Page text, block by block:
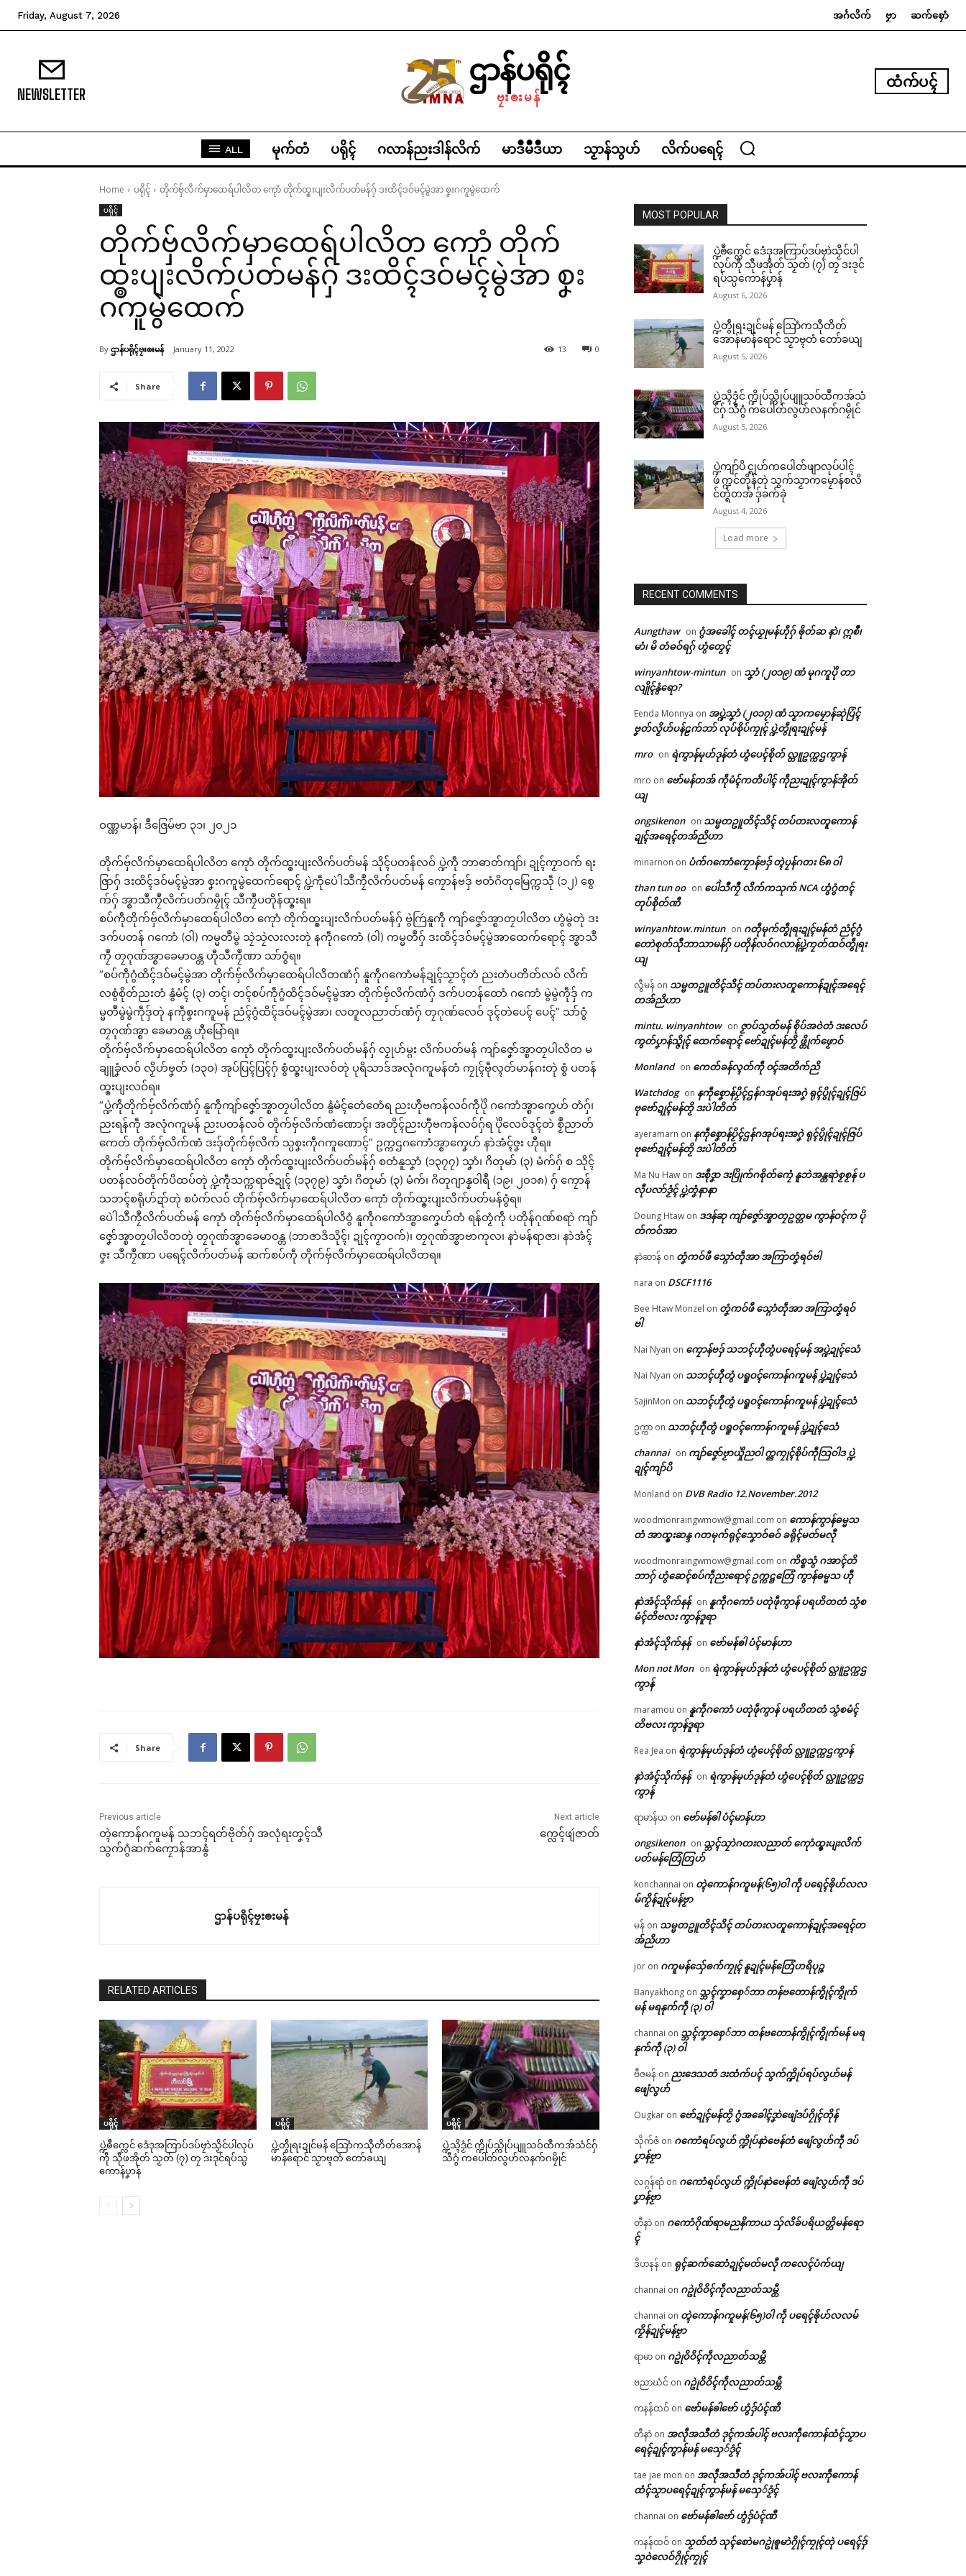
ဌာန်ပရိုၚ်ဗၠးၜးမန်
ပရိုၚ်လက္ကရဴအိုတ်
🏛 လညာတ်ပါ်ပဲါ
ညးဒါန်လိက်
ဗွဳဒဳယဵု
© ဌာန်ပရိုၚ်ဗၠးၜးမန်
Related
ကၟောန်ပခိုၚ်ပ္တိုန် ဂၠံၚ်တရဴပ
ရေၚ်ဂကူမန်ညိ
May 4, 2026
In "လိက်ပရေၚ်"
ကိစ္စဗ္တောန်လိက်မန် ပ္ဍဲဘာ
တန်အလဵုအသဳဂှ် ခက်ခုဲနွံ
တၟာဂလိုၚ်ရောၚ်ဂး
June 16, 2026
In "ပရိုၚ်"
သွက်သ္ဂောံပါလုပ် ပ္ဍဲအစဳဇ
န်ပ္တိုန်စရာဲကဵုလာဘ် လိက်
ပတ်မန်ဥတုက္ညၚ်ဂှ် ဂကောံ
ဗ္တောန်လိက်ပတ်မန် ကေုာံ
ယေန်သၞာၚ်ဗုဒ္ဓဘာသာ
ကော်ဘိက်
May 19, 2026
In "ပရိုၚ်"
Friday, August 7, 2026 အၚ်္ဂလိက် ဗၟာ ဆက်စၠောံ
NEWSLETTER
ဌာန်ပရိုၚ်
ဗၠးၜးမန်
ထံက်ပၚ်
ALL မုက်တံ ပရိုၚ် ဂလာန်ညးဒါန်လိက် မာဒဳမဳဒဳယာ သၟာန်သွဟ် လိက်ပရေၚ်
Home ပရိုၚ် တိုက်ဗှ်လိက်မှာထေရ်ပါလိတ ကေုာံ တိုက်ထ္ၜးပျးလိက်ပတ်မန်ဂှ် ဒးထိၚ်ဒဝ်မၚ်မွဲအာ စၞးဂကူမွဲထေက်
ပရိုၚ်
တိုက်ဗှ်လိက်မှာထေရ်ပါလိတ ကေုာံ တိုက်
ထ္ၜးပျးလိက်ပတ်မန်ဂှ် ဒးထိၚ်ဒဝ်မၚ်မွဲအာ စၞး
ဂကူမွဲထေက်
By ဌာန်ပရိုၚ်ဗၠးၜးမန် January 11, 2022 0
13
Share
ဝဏ္ဏမာန်၊ ဒဳဇြေမ်ဗာ ၃၁၊ ၂၀၂၁
တိုက်ဗှ်လိက်မှာထေရ်ပါလိတ ကေုာံ တိုက်ထ္ၜးပျးလိက်ပတ်မန် သိုၚ်ပတန်လဝ် ပ္ဍဲကဵု ဘာဓာတ်ကျာ်၊ ဍုၚ်ကၟာဝက် ရး
ဇြာဂှ် ဒးထိၚ်ဒဝ်မၚ်မွဲအာ စၞးဂကူမွဲထေက်ရောၚ် ပ္ဍဲကဵုပေဲါသဳကၠဳလိက်ပတ်မန် ကၠောန်ဗဒှ် ဗတံဂိတုမြေက္ကသဵု (၁၂) စွေ
က်ဂှ် အ္စာသဳကၠဳလိက်ပတ်ဂမၠိုၚ် သဳကၠဳပတိုန်ထ္ၜးရ။
စပ်ကဵုတိုက်ဗှ်လိက်မှာထေရ်ပါလိတ ကေုာံ တိုက်ထ္ၜးပျးလိက်ပတ်မန်ဂှ် ဗွဲကြဴနူကဵု ကျာ်ဇၞော်အ္စာတၠပါလိတ ဟွံမွဲတုဲ ဒး
ဒက်ပတန် ဂကောံ (ဝါ) ကမ္မတဳမွဲ သၠဲသၠဲလးလးတုဲ နကဵုဂကောံ (ဝါ) ကမ္မတဳဂှ် ဒးထိၚ်ဒဝ်မၚ်မွဲအာထေက်ရောၚ် အ္စာသဳ
ကၠဳ တၠဂုဏ်အ္စာခေမာဝန္တ ဟီုသဳကၠဳဏာ သာ်ဝွံရ။
“စပ်ကဵုဂွံထိၚ်ဒဝ်မၚ်မွဲအာ တိုက်ဗှ်လိက်မှာထေရ်ပါလိတဏံဂှ် နူကဵုဂကောံမန်ဍုၚ်သၟာၚ်တံ ညးတံပတိတ်လဝ် လိက်
လစွံစိုတ်ညးတံ နွံမံၚ် (၃) တၚ်၊ တၚ်စပ်ကဵုဂွံထိၚ်ဒဝ်မၚ်မွဲအာ တိုက်ဗှ်လိက်ဏံဂှ် ဒက်ပတန်ထောံ ဂကောံ မွဲမွဲကဵုဒှ် က
မ္မတဳမွဲမွဲကဵုဒှ်တုဲ နကဵုစၞးဂကူမန် ညံၚ်ဂွံထိၚ်ဒဝ်မၚ်မွဲအာ၊ လတူလညာတ်ဏံဂှ် တၠဂုဏ်လေဝ် ဒုၚ်တဲပေၚ် ပေၚ်” သာ်ဝွံ
တၠဂုဏ်အ္စာ ခေမာဝန္တ ဟီုမြော်ရ။
တိုက်ဗှ်လိက်မှာထေရ်ပါလိတ ကေုာံ တိုက်ထ္ၜးပျးလိက်ပတ်မန်ဂှ် လၟုဟ်မ္ဂး လိက်ပတ်မန် ကျာ်ဇၞော်အ္စာတၠပါလိတ မ
ချူခၞံလဝ် လၟိဟ်ဗၞတ် (၁၃၀) အုပ်ပြၚ်ပြၚ်ဂှ် စွံထ္ၜးပျးလဝ်တုဲ ပုရိသာဒ်အလုံဂကူမန်တံ ကၠုၚ်ဗဵုလ္ၚတ်မာန်ဂးတုဲ စွံ ပတန်
ထ္ၜးပျးလဝ်ရ။
“ပ္ဍဲကဵုတိုက်ဗှ်လိက်ဏံဂှ် နူကဵုကျာ်ဇၞော်အ္စာတၠပါလိတ နွံမံၚ်တေံတေံရ ညးဟီုဗကန်လဝ်ကဵုပိုဲ ဂကောံအ္စာကၞေဟ် တံဂှ်၊
ညးရန်ကဵု အလုံဂကူမန် ညးပတန်လဝ် တိုက်ဗှ်လိက်ဏံဏောၚ်၊ အတိုၚ်ညးဟီုဗကန်လဝ်ဂှ်ရ ပိုဲလေဝ်ဒုၚ်တဲ စၟဳညာတ်
ကေတ် တိုက်ဗှ်လိက်ဏံ ဒးဒှ်တိုက်ဗှ်လိက် သ္ပစၞးကဵုဂကူဏောၚ်” ဥက္ကဌဂကောံအ္စာကၞေဟ် နာဲအံၚ်ဇၞး ဟီုရ။
တိုက်ဗှ်လိက်မှာထေရ်ပါလိတ ကေုာံ တိုက်ထ္ၜးပျးလိက်ပတ်မန်ဂှ် စတံနူသၞာံ (၁၃၇၇) သၞာံ၊ ဂိတုမာ် (၃) မံက်ဂှ် စ သိုၚ်
ပတန်လဝ်တိုက်ပိထပ်တုဲ ပ္ဍဲကဵုသက္ကရာဇ်ဍုၚ် (၁၃၇၉) သၞာံ၊ ဂိတုမာ် (၃) မံက်၊ ဂိတုဂျာန္နဝါရဳ (၁၉၊ ၂၀၁၈) ဂှ် ကၠောန်
သဘၚ်စရိုဟ်ဍာ်တုဲ စပံက်လဝ် တိုက်ဗှ်လိက်မှာထေရ်ပါလိတ ကေုာံ တိုက်ထ္ၜးပျးလိက်ပတ်မန်ဝွံရ။
ပေဲါသဳကၠဳလိက်ပတ်မန် ကေုာံ တိုက်ဗှ်လိက်မှာထေရ်ပါလိဝွံ နူကဵုဂကောံအ္စာကၞေဟ်တံ ရန်တၟံကဵု ပတိုန်ဂုဏ်စရာဲ ကျာ်
ဇၞော်အ္စာတၠပါလိတတုဲ တၠဂုဏ်အ္စာခေမာဝန္တ (ဘာဇာဒိသိုၚ်၊ ဍုၚ်ကၟာဝက်)၊ တၠဂုဏ်အ္စာဗာကုလ၊ နာဲမန်ရာဇာ၊ နာဲအံၚ်
ဇၞး သဳကၠဳဏာ ပရေၚ်လိက်ပတ်မန် ဆက်စပ်ကဵု တိုက်ဗှ်လိက်မှာထေရ်ပါလိတရ။
Share
Previous article
တ္ၚဲကောန်ဂကူမန် သဘၚ်ရတ်ဗိုတ်ဂှ် အလုံရးတၞၚ်သဳ
သွက်ဂွံဆက်ကၠောန်အာနွံ
Next article
က္လေၚ်ဖျဴဇာတ်
ဌာန်ပရိုၚ်ဗၠးၜးမန်
RELATED ARTICLES
ပရိုၚ်
ပ္ဍဲၜဳက္လေင် ဒေံဒုအကြာပ်ဒပ်ဗၠာဲသၟိင်ပါလုပ်
ကီု သီုဖအိုတ် သၟတ် (၇) တၠ ဒးဒုင်ရပ်သ္ပ
ကောန်ပၞာန်
ပရိုၚ်
ပ္ဍဲတွဵုရးဍုင်မန် သြောံကသီုတိတ်အောန်
မာန်ရောင် သၟာဗ္ၚတံ တော်ခယျ
ပရိုၚ်
ပ္ဍဲသ္ၚိဒၟံင် က္ဍိုပ်သ္ကိုပ်ပျူသဝ်ထဳကအ်သံင်ဂှ်
သီဂွံ ကပေါတ်လွဟ်လနက်ဂမၠိုင်
MOST POPULAR
ပ္ဍဲၜဳက္လေင် ဒေံဒုအကြာပ်ဒပ်ဗၠာဲသၟိင်ပါ
လုပ်ကီု သီုဖအိုတ် သၟတ် (၇) တၠ ဒးဒုင်
ရပ်သ္ပကောန်ပၞာန်
August 6, 2026
ပ္ဍဲတွဵုရးဍုင်မန် သြောံကသီုတိတ်
အောန်မာန်ရောင် သၟာဗ္ၚတံ တော်ခယျ
August 5, 2026
ပ္ဍဲသ္ၚိဒၟံင် က္ဍိုပ်သ္ကိုပ်ပျူသဝ်ထဳကအ်သံ
င်ဂှ် သီဂွံ ကပေါတ်လွဟ်လနက်ဂမၠိုင်
August 5, 2026
ပ္ဍဲကျာ်ပိ င္ရုဟ်ကပေါတ်ဖျာလုပ်ပါၚ်
ဖဴ က္ဍင်တိုန်တုဲ သွက်သၟာကမၠောန်စလိ
င်တ္ရဲတအ် ဒှ်ခက်ခုဲ
August 4, 2026
Load more
RECENT COMMENTS
Aungthaw on ဂွံအခေါၚ် တၚ်ယၟုမန်ဟီုဂှ် ၜိုတ်ဆ နာဲ၊ ဣစဳ၊
မာံ၊ မိ တံဓဝ်ရဂှ် ဟွံတၟေၚ်
winyanhtow-mintun on သၞာံ (၂၀၁၉) ဏံ မုဂကူပိုဲ တာ
လျိုၚ်နွံရော?
Eenda Monnya on အပ္ဍဲသၞာံ (၂၀၁၇) ဏံ သၟာကမၠောန်ဆုဲပြံၚ်
ဗၞတ်လၟိဟ်ပန်ဠက်ဘာ် လုပ်စိုပ်ကၠုၚ် ပ္ဍဲတွဵုရးဍုၚ်မန်
mro on ရဲကွာန်မုဟ်ဒုန်တံ ဟွံပေၚ်စိုတ် လ္တူဥက္ကဌကွာန်
mro on ဗော်မန်တအ် ကဵုမံၚ်ကတိပါၚ် ကဵုညးဍုၚ်ကွာန်အိုတ်
ယျ
ongsikenon on သမ္မတဥူတိၚ်သိၚ် တပ်တးလတူကောန်
ဍုၚ်အရေၚ်တအ်ညိဟာ
minarnon on ပံက်ဂကောံကၠောန်ဗဒှ် တ္ၚဲပၠန်ဂတး ၆၈ ဝါ
than tun oo on ပေါဲသဳကၠဳ လိက်ကသုက် NCA ဟွံဂွံတၚ်
တုပ်စိုတ်ဏီ
winyanhtow.mintun on ဂတဵုမုက်တွဵုရးဍုၚ်မန်တံ ညံၚ်ဂွံ
တောဲစုတ်သီုဘာသာမန်ဂှ် ပတိုန်လဝ်ဂလာန်ပ္ဍဲကၠတ်ထဝ်တွဵုရး
ယျ
လွီမန် on သမ္မတဥူတိၚ်သိၚ် တပ်တးလတူကောန်ဍုၚ်အရေၚ်
တအ်ညိဟာ
mintu. winyanhtow on ဇၟာပ်သၟတ်မန် စိုပ်အဝဲတံ ဒးလေပ်
ကွတ်ပၞာန်သ္ဇိုၚ် ထေက်ရောၚ် ဗော်ဍုၚ်မန်တၟိ ဖ္တိုက်ဖၟောဝ်
Monland on ကေတ်ခန်လ္ၚတ်ကဵု ၀ၚ်အတိက်ညိ
Watchdog on နကဵုစၞောန်ပၟိၚ်ဌန်ဂအုပ်ရးအဂၞဲ ရုၚ်ပွိုၚ်ဍုၚ်ဇြပ်
ဗုဗော်ဍုၚ်မန်တၟိ ဒးပဲါတိတ်
ayeramarn on နကဵုစၞောန်ပၟိၚ်ဌန်ဂအုပ်ရးအဂၞဲ ရုၚ်ပွိုၚ်ဍုၚ်ဇြပ်
ဗုဗော်ဍုၚ်မန်တၟိ ဒးပဲါတိတ်
Ma Nu Haw on ဒးစဵုဒၞာ ဒးပြိုက်ဂစိုတ်ကၠေံ နူဘဲအန္တရာဲစၟစၟန် ပ
လီုပလာ်ဒၟံၚ် ပ္ဍဲတၞံနာနာ
Doung Htaw on ဒဒန်ဆု ကျာ်ဇၞော်အ္စာတၠဥတ္တမ ကွာန်ဝၚ်က ပို
တ်ကဝ်အာ
နာဲဆာန် on တၞံကဝ်ဖီ သ္ဂောံတဵုအာ အကြာတၞံရဝ်ဗါ
nara on DSCF1116
Bee Htaw Monzel on တၞံကဝ်ဖီ သ္ဂောံတဵုအာ အကြာတၞံရဝ်
ဗါ
Nai Nyan on ကၠောန်ဗဒှ် သဘၚ်ဟီုတွံပရေၚ်မန် အပ္ဍဲဍုၚ်သေံ
Nai Nyan on သဘၚ်ဟီုတွံ ပရူဝၚ်ကောန်ဂကူမန် ပ္ဍဲဍုၚ်သေံ
SajinMon on သဘၚ်ဟီုတွံ ပရူဝၚ်ကောန်ဂကူမန် ပ္ဍဲဍုၚ်သေံ
ဥက္ကာ on သဘၚ်ဟီုတွံ ပရူဝၚ်ကောန်ဂကူမန် ပ္ဍဲဍုၚ်သေံ
channai on ကျာ်ဇၞော်ဗၟာယှိုဲညဝါ က္ညကၠုၚ်စိုပ်ကဵုသြဝါဒ ပ္ဍဲ
ဍုၚ်ကျာ်ပိ
Monland on DVB Radio 12.November.2012
woodmonraingwmow@gmail.com on ကောန်ကွာန်ဓမ္မသ
တံ အာထ္ၜးဆန္ဒ ဂတမုက်ရုၚ်သၞောဝ်ဓဝ် ခရိုၚ်မတ်မလီု
woodmonraingwmow@gmail.com on ကိစ္စသွံ ဂအာၚ်တိ
ဘာဂှ် ဟွံဆေၚ်စပ်ကဵုညးရောၚ် ဥက္ကဋ္ဌတြေံ ကွာန်ဓမ္မသ ဟီု
နာဲအံၚ်သိုက်နန် on နူကဵုဂကောံ ပတုဲဖဵုကွာန် ပရဟိတတံ သွံစ
မံၚ်တိဗလး ကွာန်ဒူရာ
နာဲအံၚ်သိုက်နန် on ဗော်မန်ၜါ ပံၚ်မာန်ဟာ
Mon not Mon on ရဲကွာန်မုဟ်ဒုန်တံ ဟွံပေၚ်စိုတ် လ္တူဥက္ကဌ
ကွာန်
maramou on နူကဵုဂကောံ ပတုဲဖဵုကွာန် ပရဟိတတံ သွံစမံၚ်
တိဗလး ကွာန်ဒူရာ
Rea Jea on ရဲကွာန်မုဟ်ဒုန်တံ ဟွံပေၚ်စိုတ် လ္တူဥက္ကဌကွာန်
နာဲအံၚ်သိုက်နန် on ရဲကွာန်မုဟ်ဒုန်တံ ဟွံပေၚ်စိုတ် လ္တူဥက္ကဌ
ကွာန်
ရာမာန်ယ on ဗော်မန်ၜါ ပံၚ်မာန်ဟာ
ongsikenon on သ္ဘၚ်သၠာဲဂတးလညာတ် ကေုာံထ္ၜးပျးလိက်
ပတ်မန်တြေံတြဟ်
konchannai on တ္ၚဲကောန်ဂကူမန်(၆၅)ဝါ ကဵု ပရေၚ်ၜိုဟ်လလ
မ်ကၟိန်ဍုၚ်မန်ဗၟာ
မန် on သမ္မတဥူတိၚ်သိၚ် တပ်တးလတူကောန်ဍုၚ်အရေၚ်တ
အ်ညိဟာ
jor on ဂကူမန်​သှ်ေၜက်ကၠုၚ် နူဍုၚ်မန်တြေံဟရိပုဉ္ဇ
Banyakhong on သ္ဘၚ်ကၞာစှေ်ဘာ တန်ဗတောန်ကွိုၚ်ကွိုက်
မန် မရနုက်ကဵု (၃) ဝါ
channai on သ္ဘၚ်ကၞာစှေ်ဘာ တန်ဗတောန်ကွိုၚ်ကွိုက်မန် မရ
နုက်ကဵု (၃) ဝါ
ဗီဇမန် on ညးဒေသတံ ဒးထံက်ပၚ် သွက်က္ဍိုပ်ရပ်လွဟ်မန်
ဖျေံလွဟ်
Ougkar on ဗော်ဍုၚ်မန်တၟိ ဂွံအခေါၚ်ဒၞာဲဖျေံဒပ်ဂၠိုၚ်တိုန်
သိုက်ဇံ on ဂကောံရပ်လွဟ် က္ဍိုပ်နာဲဗေန်တံ ဖျေံလွဟ်ကဵု ဒပ်
ပၞာန်ဗၟာ
လဂ္ဂန်ရာံ on ဂကောံရပ်လွဟ် က္ဍိုပ်နာဲဗေန်တံ ဖျေံလွဟ်ကဵု ဒပ်
ပၞာန်ဗၟာ
တီနာဲ on ဂကောံဂိုဏ်ရာမညနိကာယ သှ်လိခ်ပရိယတ္တိမန်ရော
ၚ်
ဒိဟနန် on ရုၚ်ဆက်ဆောံဍုၚ်မတ်မလီု ကလေၚ်ပံက်ယျ
channai on ဂဥုဲဝိဝိၚ်ကဵုလညာတ်သမ္တီ
channai on တ္ၚဲကောန်ဂကူမန်(၆၅)ဝါ ကဵု ပရေၚ်ၜိုဟ်လလမ်
ကၟိန်ဍုၚ်မန်ဗၟာ
ရာမာ on ဂဥုဲဝိဝိၚ်ကဵုလညာတ်သမ္တီ
ဗညာဃံင် on ဂဥုဲဝိဝိၚ်ကဵုလညာတ်သမ္တီ
ကနန်ထဝ် on ဗော်မန်ၜါဗော် ဟွံဒှ်ပံၚ်ဏီ
တီနာဲ on အလဵုအသဳတံ ဒုၚ်ကအ်ပါၚ် ဗလးကဵုကောန်ထံၚ်သၟာပ
ရေၚ်ဍုၚ်ကွာန်မန် မသှေ်ဒၟံၚ်
tae jae mon on အလဵုအသဳတံ ဒုၚ်ကအ်ပါၚ် ဗလးကဵုကောန်
ထံၚ်သၟာပရေၚ်ဍုၚ်ကွာန်မန် မသှေ်ဒၟံၚ်
channai on ဗော်မန်ၜါဗော် ဟွံဒှ်ပံၚ်ဏီ
ကနန်ထဝ် on သၟတ်တံ သုၚ်စောဲမဂဥုဲၜူမာဲဂၠိုၚ်ကၠုၚ်တုဲ ပရေၚ်ဒှ်
သၞဝဲလေဝ်ဂၠိုၚ်ကၠုၚ်